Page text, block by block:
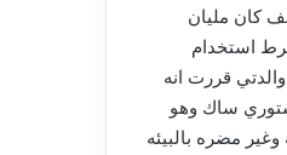
كان مليان
استخدام
هذا بس بدول الخليج العربي فوقتها والدتي قررت انه
ساك وهو
مضره بالبيئه